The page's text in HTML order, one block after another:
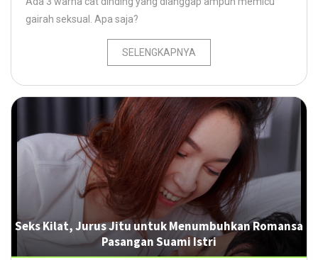
gairah seksual. Apa saja?
SELENGKAPNYA
Seks Kilat, Jurus Jitu untuk Menumbuhkan Romansa
Pasangan Suami Istri